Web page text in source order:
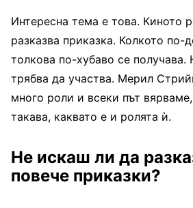
Интересна тема е това. Киното
разказва приказка. Колкото по-
толкова по-хубаво се
трябва да участва. Мерил
много роли и всеки път
такава, каквато е и ролята ѝ.
Не искаш ли да
повече приказки?